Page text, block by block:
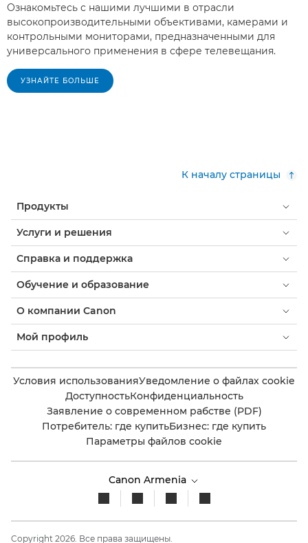
Ознакомьтесь с нашими лучшими в отрасли
высокопроизводительными объективами, камерами и
контрольными мониторами, предназначенными для
универсального применения в сфере телевещания.
УЗНАЙТЕ БОЛЬШЕ
К началу страницы
Продукты
Услуги и решения
Справка и поддержка
Обучение и образование
О компании Canon
Мой профиль
Условия использованияУведомление о файлах cookie
ДоступностьКонфиденциальность
Заявление о современном рабстве (PDF)
Потребитель: где купитьБизнес: где купить
Параметры файлов cookie
Canon Armenia
Copyright 2026. Все права защищены.